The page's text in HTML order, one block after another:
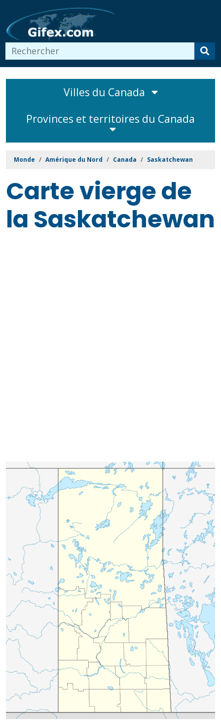
Villes du Canada
Monde Amérique du Nord Canada Saskatchewan
Carte vierge de
la Saskatchewan